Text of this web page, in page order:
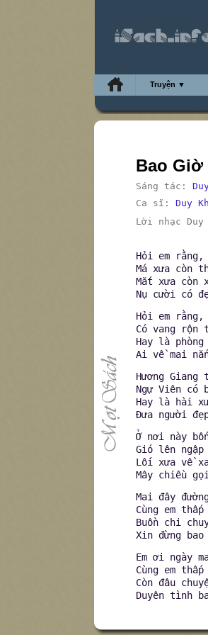
Truyện ▼
Bao Giờ
Sáng tác:
Ca sĩ: Duy
Lời nhạc Duy
Hỏi em
Má xưa còn
Mắt xưa còn
Nụ cười có
Hỏi em rằng,
Có vang
Hay là phòng
Ai về mai
Hương Giang
Ngự Viên có
Hay là hài
Đưa người
Ở nơi này
Gió lên ngập
Lối xưa về
Mây chiều
Mai đây
Cùng em
Buồn chi
Xin đừng bao
Em ơi ngày
Cùng em
Còn đâu
Duyên tình